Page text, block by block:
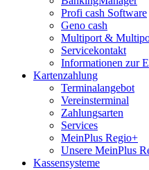
Profi cash Software
Geno cash
Multiport &
Servicekontakt
Informationen zur
Kartenzahlung
Terminalangebot
Vereinsterminal
Zahlungsarten
Services
MeinPlus Regio+
Unsere MeinPlus
Kassensysteme